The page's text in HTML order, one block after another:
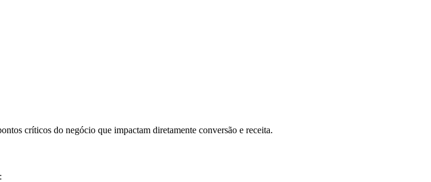
críticos do negócio que impactam diretamente conversão e receita.